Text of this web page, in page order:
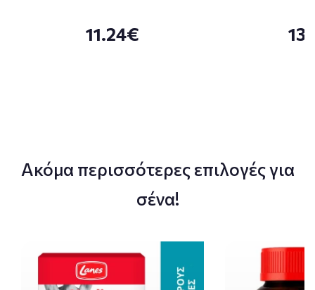
11.24€
Ακόμα περισσότερες επιλογές για
σένα!